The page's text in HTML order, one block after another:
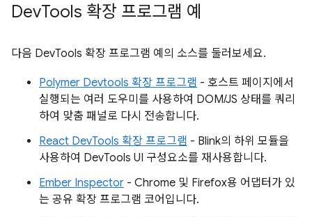
DevTools 확장 프로그램 예
다음 DevTools 확장 프로그램 예의 소스를 둘러보세요.
Polymer Devtools 확장 프로그램 - 호스트 페이지에서
실행되는 여러 도우미를 사용하여 DOM/JS 상태를 쿼리
하여 맞춤 패널로 다시 전송합니다.
React DevTools 확장 프로그램 - Blink의 하위 모듈을
사용하여 DevTools UI 구성요소를 재사용합니다.
Ember Inspector - Chrome 및 Firefox용 어댑터가 있
는 공유 확장 프로그램 코어입니다.